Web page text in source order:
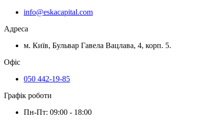
info@eskacapital.com
Адреса
м. Київ, Бульвар Гавела Вацлава, 4, корп. 5.
Офіс
050 442-19-85
Графік роботи
Пн-Пт: 09:00 - 18:00